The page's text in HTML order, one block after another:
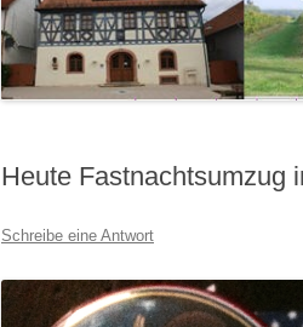
Heute Fastnachtsumzug
Schreibe eine Antwort